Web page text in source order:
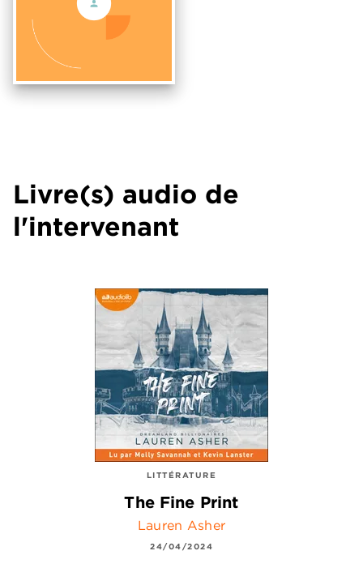
Livre(s) audio de
l'intervenant
LITTÉRATURE
The Fine Print
Lauren Asher
24/04/2024